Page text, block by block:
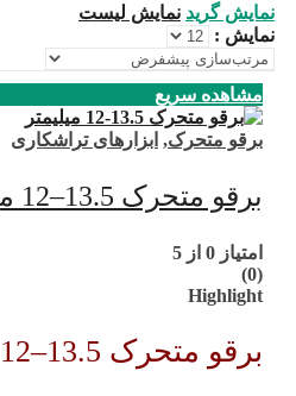
نمایش گرید نمایش لیست
نمایش :
مشاهده سریع
برقو متحرک, ابزارهای تراشکاری
برقو متحرک 13.5–12 میلیمتر
امتیاز 0 از 5
(0)
Highlight
برقو متحرک 13.5–12 میلیمتر